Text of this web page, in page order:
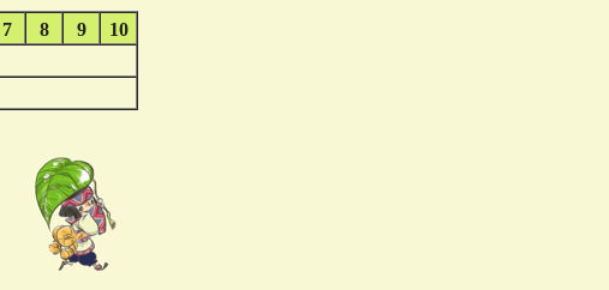
7 8 9
10